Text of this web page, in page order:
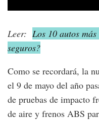
Leer: Los 10 autos
seguros?
Como se recordará, la
el 9 de mayo del año
de pruebas de impacto
de aire y frenos ABS